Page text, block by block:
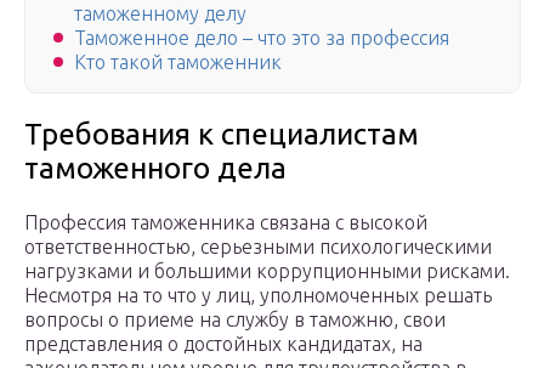
таможенному делу
Таможенное дело – что это за профессия
Кто такой таможенник
Требования к специалистам
таможенного дела
Профессия таможенника связана с высокой
ответственностью, серьезными психологическими
нагрузками и большими коррупционными рисками.
Несмотря на то что у лиц, уполномоченных решать
вопросы о приеме на службу в таможню, свои
представления о достойных кандидатах, на